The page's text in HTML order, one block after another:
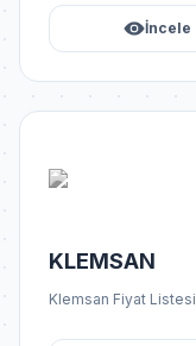
İncele
KLEMSAN
Klemsan Fiyat Listesi